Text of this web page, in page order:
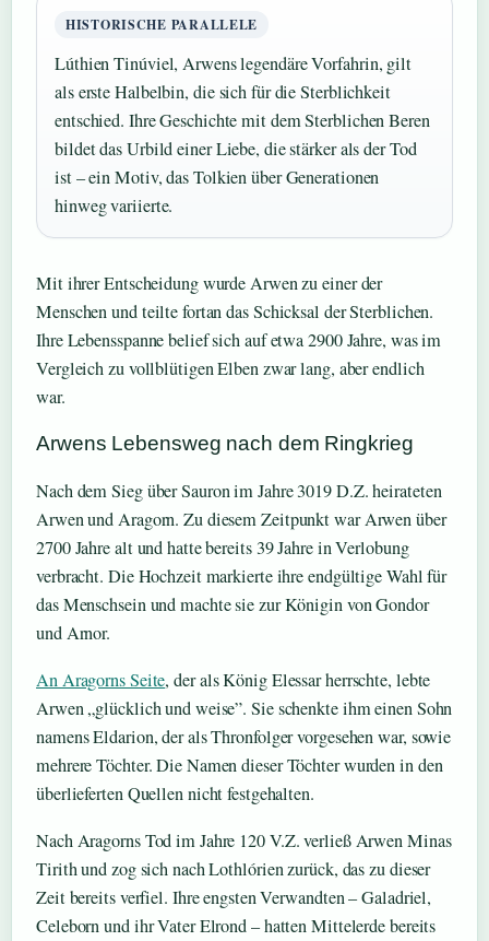
HISTORISCHE PARALLELE
Lúthien Tinúviel, Arwens legendäre Vorfahrin, gilt
als erste Halbelbin, die sich für die Sterblichkeit
entschied. Ihre Geschichte mit dem Sterblichen Beren
bildet das Urbild einer Liebe, die stärker als der Tod
ist – ein Motiv, das Tolkien über Generationen
hinweg variierte.
Mit ihrer Entscheidung wurde Arwen zu einer der
Menschen und teilte fortan das Schicksal der Sterblichen.
Ihre Lebensspanne belief sich auf etwa 2900 Jahre, was im
Vergleich zu vollblütigen Elben zwar lang, aber endlich
war.
Arwens Lebensweg nach dem Ringkrieg
Nach dem Sieg über Sauron im Jahre 3019 D.Z. heirateten
Arwen und Aragorn. Zu diesem Zeitpunkt war Arwen über
2700 Jahre alt und hatte bereits 39 Jahre in Verlobung
verbracht. Die Hochzeit markierte ihre endgültige Wahl für
das Menschsein und machte sie zur Königin von Gondor
und Arnor.
An Aragorns Seite, der als König Elessar herrschte, lebte
Arwen „glücklich und weise”. Sie schenkte ihm einen Sohn
namens Eldarion, der als Thronfolger vorgesehen war, sowie
mehrere Töchter. Die Namen dieser Töchter wurden in den
überlieferten Quellen nicht festgehalten.
Nach Aragorns Tod im Jahre 120 V.Z. verließ Arwen Minas
Tirith und zog sich nach Lothlórien zurück, das zu dieser
Zeit bereits verfiel. Ihre engsten Verwandten – Galadriel,
Celeborn und ihr Vater Elrond – hatten Mittelerde bereits